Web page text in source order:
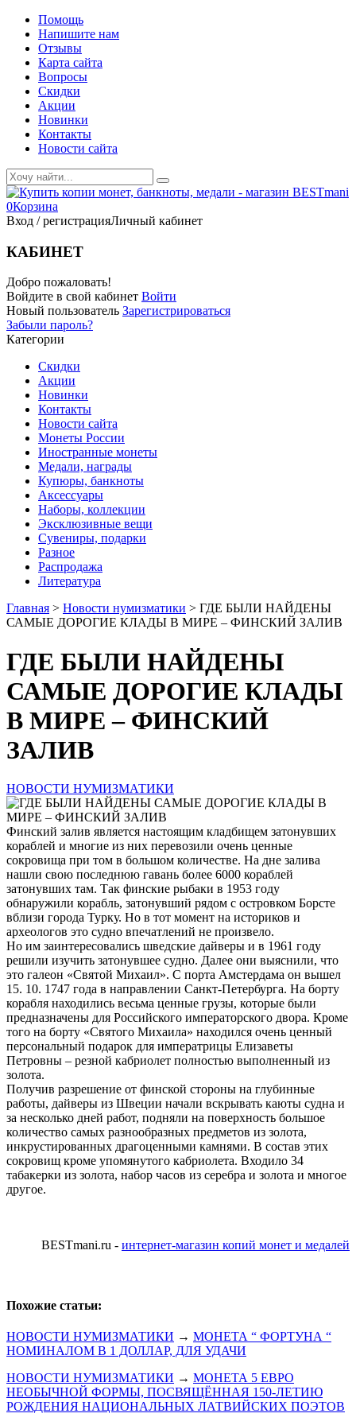
Помощь
Напишите нам
Отзывы
Карта сайта
Вопросы
Скидки
Акции
Новинки
Контакты
Новости сайта
0Корзина
Вход / регистрацияЛичный кабинет
КАБИНЕТ
Добро пожаловать!
Войдите в свой кабинет Войти
Новый пользователь Зарегистрироваться
Забыли пароль?
Категории
Скидки
Акции
Новинки
Контакты
Новости сайта
Монеты России
Иностранные монеты
Медали, награды
Купюры, банкноты
Аксессуары
Наборы, коллекции
Эксклюзивные вещи
Сувениры, подарки
Разное
Распродажа
Литература
Главная > Новости нумизматики > ГДЕ БЫЛИ НАЙДЕНЫ
САМЫЕ ДОРОГИЕ КЛАДЫ В МИРЕ – ФИНСКИЙ ЗАЛИВ
ГДЕ БЫЛИ НАЙДЕНЫ
САМЫЕ ДОРОГИЕ КЛАДЫ
В МИРЕ – ФИНСКИЙ
ЗАЛИВ
НОВОСТИ НУМИЗМАТИКИ
Финский залив является настоящим кладбищем затонувших
кораблей и многие из них перевозили очень ценные
сокровища при том в большом количестве. На дне залива
нашли свою последнюю гавань более 6000 кораблей
затонувших там. Так финские рыбаки в 1953 году
обнаружили корабль, затонувший рядом с островком Борсте
вблизи города Турку. Но в тот момент на историков и
археологов это судно впечатлений не произвело.
Но им заинтересовались шведские дайверы и в 1961 году
решили изучить затонувшее судно. Далее они выяснили, что
это галеон «Святой Михаил». С порта Амстердама он вышел
15. 10. 1747 года в направлении Санкт-Петербурга. На борту
корабля находились весьма ценные грузы, которые были
предназначены для Российского императорского двора. Кроме
того на борту «Святого Михаила» находился очень ценный
персональный подарок для императрицы Елизаветы
Петровны – резной кабриолет полностью выполненный из
золота.
Получив разрешение от финской стороны на глубинные
работы, дайверы из Швеции начали вскрывать каюты судна и
за несколько дней работ, подняли на поверхность большое
количество самых разнообразных предметов из золота,
инкрустированных драгоценными камнями. В состав этих
сокровищ кроме упомянутого кабриолета. Входило 34
табакерки из золота, набор часов из серебра и золота и многое
другое.
BESTmani.ru - интернет-магазин копий монет и медалей
Похожие статьи:
НОВОСТИ НУМИЗМАТИКИ → МОНЕТА “ ФОРТУНА “
НОМИНАЛОМ В 1 ДОЛЛАР, ДЛЯ УДАЧИ
НОВОСТИ НУМИЗМАТИКИ → МОНЕТА 5 ЕВРО
НЕОБЫЧНОЙ ФОРМЫ, ПОСВЯЩЁННАЯ 150-ЛЕТИЮ
РОЖДЕНИЯ НАЦИОНАЛЬНЫХ ЛАТВИЙСКИХ ПОЭТОВ